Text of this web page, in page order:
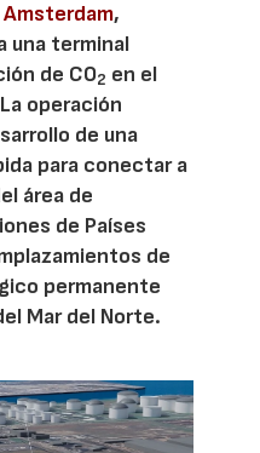
Amsterdam,
una terminal
de CO2 en el
operación
de una
para conectar a
área de
de Países
de
permanente
Mar del Norte.